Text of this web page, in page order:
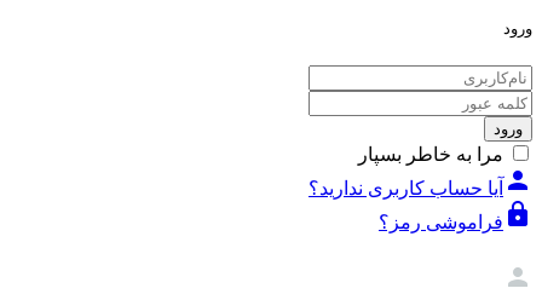
ورود
ورود
مرا به خاطر بسپار
personآیا حساب کاربری ندارید؟
lock فراموشی رمز؟
person